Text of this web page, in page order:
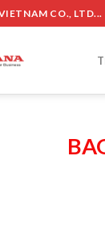
CO., LTD...